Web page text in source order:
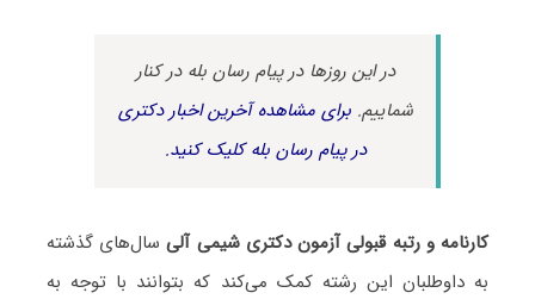
در این روزها در پیام رسان بله در کنار
شماییم.برای مشاهده آخرین اخبار دکتری
در پیام رسان بله کلیک کنید.
کارنامه و رتبه قبولی آزمون دکتری شیمی آلیسال‌های گذشته
به داوطلبان این رشته کمک می‌کند که بتوانند با توجه به